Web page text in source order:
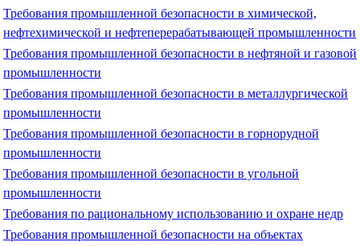
Требования промышленной безопасности в химической,
нефтехимической и нефтеперерабатывающей промышленности
Требования промышленной безопасности в нефтяной и газовой
промышленности
Требования промышленной безопасности в металлургической
промышленности
Требования промышленной безопасности в горнорудной
промышленности
Требования промышленной безопасности в угольной
промышленности
Требования по рациональному использованию и охране недр
Требования промышленной безопасности на объектах